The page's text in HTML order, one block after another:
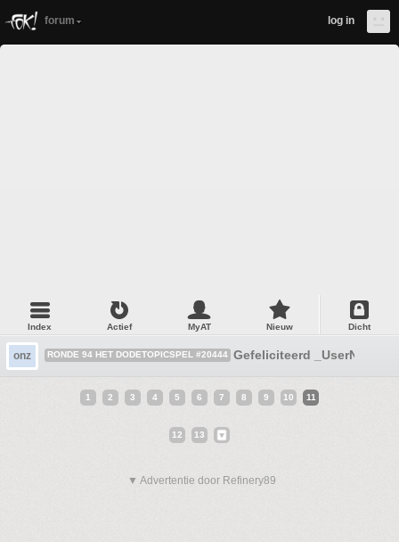
forum log in
Index Actief MyAT Nieuw Dicht
onz RONDE 94 HET DODETOPICSPEL #20444 Gefeliciteerd _UserName_
1 2 3 4 5 6 7 8 9 10 11
12 13
▼ Advertentie door Refinery89